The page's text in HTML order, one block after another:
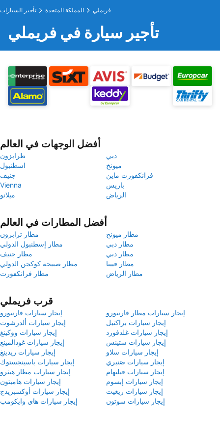
تأجير السيارات المملكة المتحدة فريملي
تأجير سيارة في فريملي
أفضل الوجهات في العالم
طرابزون
دبي
اسطنبول
ميونخ
جنيف
فرانكفورت ماين
Vienna
باريس
ميلانو
الرياض
أفضل المطارات في العالم
مطار ترابزون
مطار ميونخ
مطار إسطنبول الدولي
مطار دبي
مطار جنيف
مطار دبي
مطار صبيحة كوكجن الدولي
مطار فيينا
مطار فرانكفورت
مطار الرياض
قرب فريملي
إيجار سيارات فارنبورو
إيجار سيارات مطار فارنبورو
إيجار سيارات ألدرشوت
إيجار سيارات براكنيل
إيجار سيارات ووكينغ
إيجار سيارات غلدفورد
إيجار سيارات غودالمينغ
إيجار سيارات ستينس
إيجار سيارات ريدينغ
إيجار سيارات سلاو
إيجار سيارات باسينجستوك
إيجار سيارات صَنبري
إيجار سيارات مطار هيثرو
إيجار سيارات فيلتهام
إيجار سيارات هامبتون
إيجار سيارات إبسوم
إيجار سيارات أوكسبريدج
إيجار سيارات ريغيت
إيجار سيارات هاي وايكومب
إيجار سيارات سوتون